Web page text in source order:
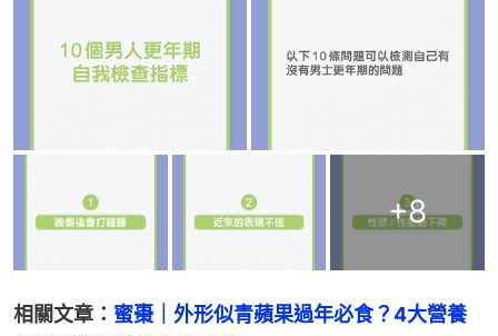
+8
相關文章： 蜜棗｜外形似青蘋果過年必食？4大營養